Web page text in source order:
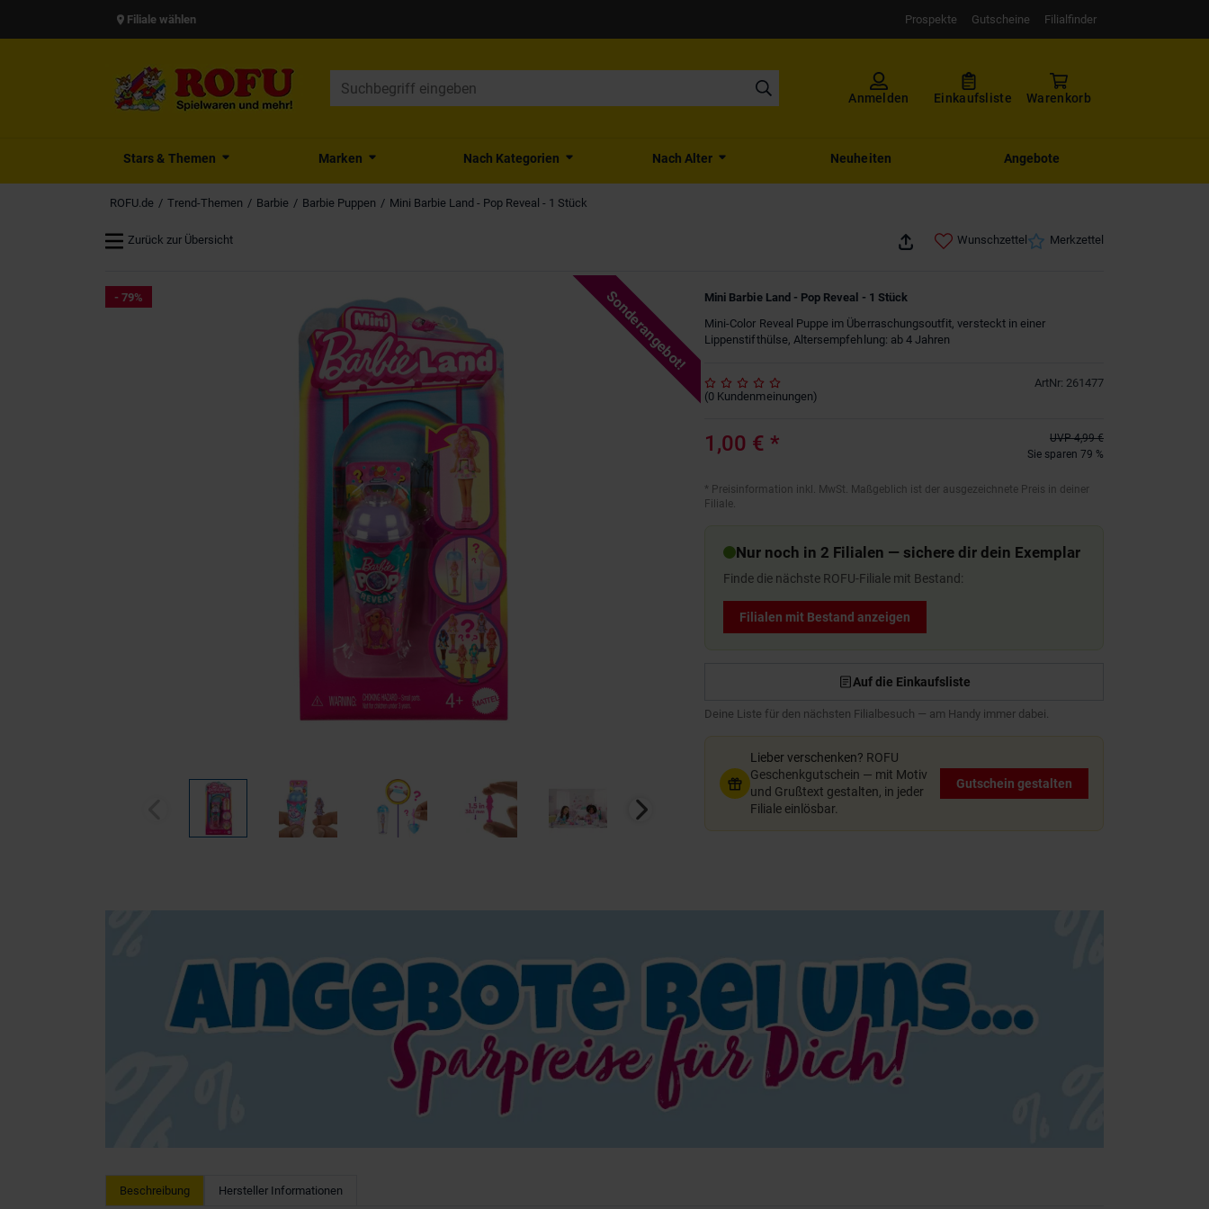
Filiale wählen Prospekte Gutscheine Filialfinder
Anmelden Einkaufsliste Warenkorb
Stars & Themen Marken Nach Kategorien Nach Alter Neuheiten Angebote
ROFU.de Trend-Themen Barbie Barbie Puppen Mini Barbie Land - Pop Reveal - 1 Stück
Zurück zur Übersicht Wunschzettel Merkzettel
- 79% Sonderangebot!
Mini Barbie Land - Pop Reveal - 1 Stück
Mini-Color Reveal Puppe im Überraschungsoutfit, versteckt in einer
Lippenstifthülse, Altersempfehlung: ab 4 Jahren
ArtNr: 261477
(0 Kundenmeinungen)
1,00 € * UVP 4,99 €
Sie sparen 79 %
* Preisinformation inkl. MwSt. Maßgeblich ist der ausgezeichnete Preis in deiner
Filiale.
Nur noch in 2 Filialen — sichere dir dein Exemplar
Finde die nächste ROFU-Filiale mit Bestand:
Filialen mit Bestand anzeigen
Auf die Einkaufsliste
Deine Liste für den nächsten Filialbesuch — am Handy immer dabei.
Lieber verschenken? ROFU
Geschenkgutschein — mit Motiv
und Grußtext gestalten, in jeder
Filiale einlösbar.
Gutschein gestalten
Beschreibung Hersteller Informationen